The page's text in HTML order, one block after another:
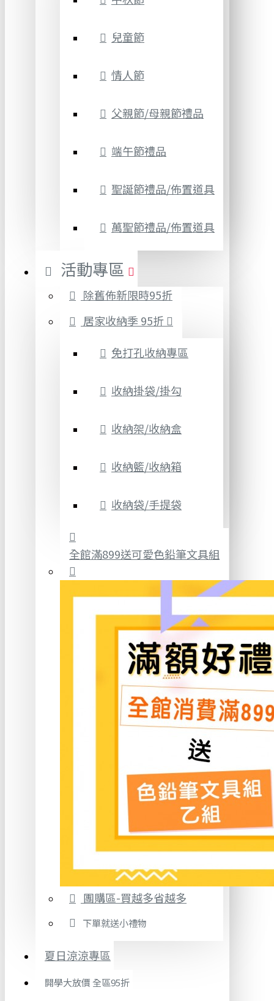
兒童節
情人節
父親節/母親節禮品
端午節禮品
聖誕節禮品/佈置道具
萬聖節禮品/佈置道具
活動專區
除舊佈新限時95折
居家收納季 95折
免打孔收納專區
收納掛袋/掛勾
收納架/收納盒
收納籃/收納箱
收納袋/手提袋
全館滿899送可愛色鉛筆文具組
團購區-買越多省越多
下單就送小禮物
夏日涼涼專區
開學大放價 全區95折